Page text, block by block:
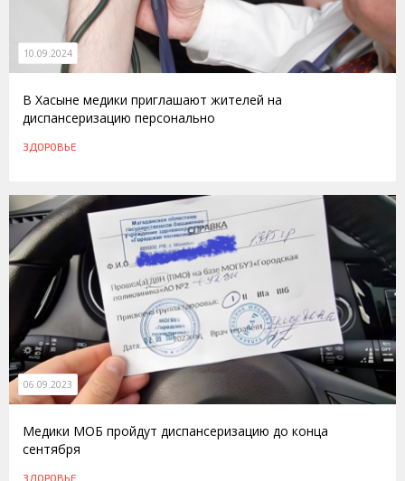
10.09.2024
В Хасыне медики приглашают жителей на
диспансеризацию персонально
ЗДОРОВЬЕ
06.09.2023
Медики МОБ пройдут диспансеризацию до конца
сентября
ЗДОРОВЬЕ